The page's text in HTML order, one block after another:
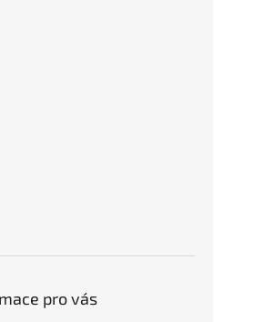
pro vás